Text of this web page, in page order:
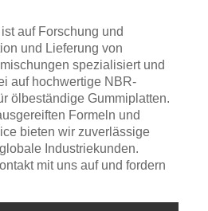
auf Forschung und
und Lieferung von
spezialisiert und
auf hochwertige NBR-
ölbeständige Gummiplatten.
Formeln und
bieten wir zuverlässige
Industriekunden.
mit uns auf und fordern